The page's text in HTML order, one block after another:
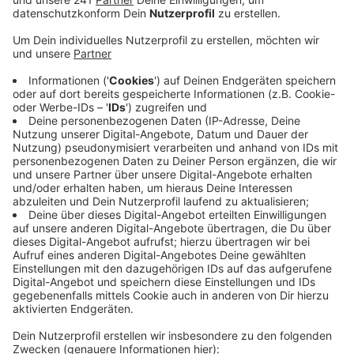
heute Abend möchte die Stadt die Wipperfürther
über die Pläne informieren.
Veröffentlicht:Dienstag, 19.05.2026 12:25
Anzeige
Die Firma Radium verkauft Teile ihres ungenutzten
Fabrik-Geländes. Eine neue Brücke über die Wupper
soll das anderthalb Hektar große Areal künftig mit
dem Hausmannsplatz verbinden, Freitreppen sollen die
Wupper erlebbar machen. Langfristig ist ein neues
Quartier für Wohnen, Arbeiten und Kultur direkt am
Wasser geplant. Die Stadt verhandelt aktuell noch
über den Kauf und hat ein Vorkaufsrecht. Der Themen-
Abend "Was tut sich rund ums Radium-Areal?" beginnt
um 18 Uhr in der alten Drahtzieherei.